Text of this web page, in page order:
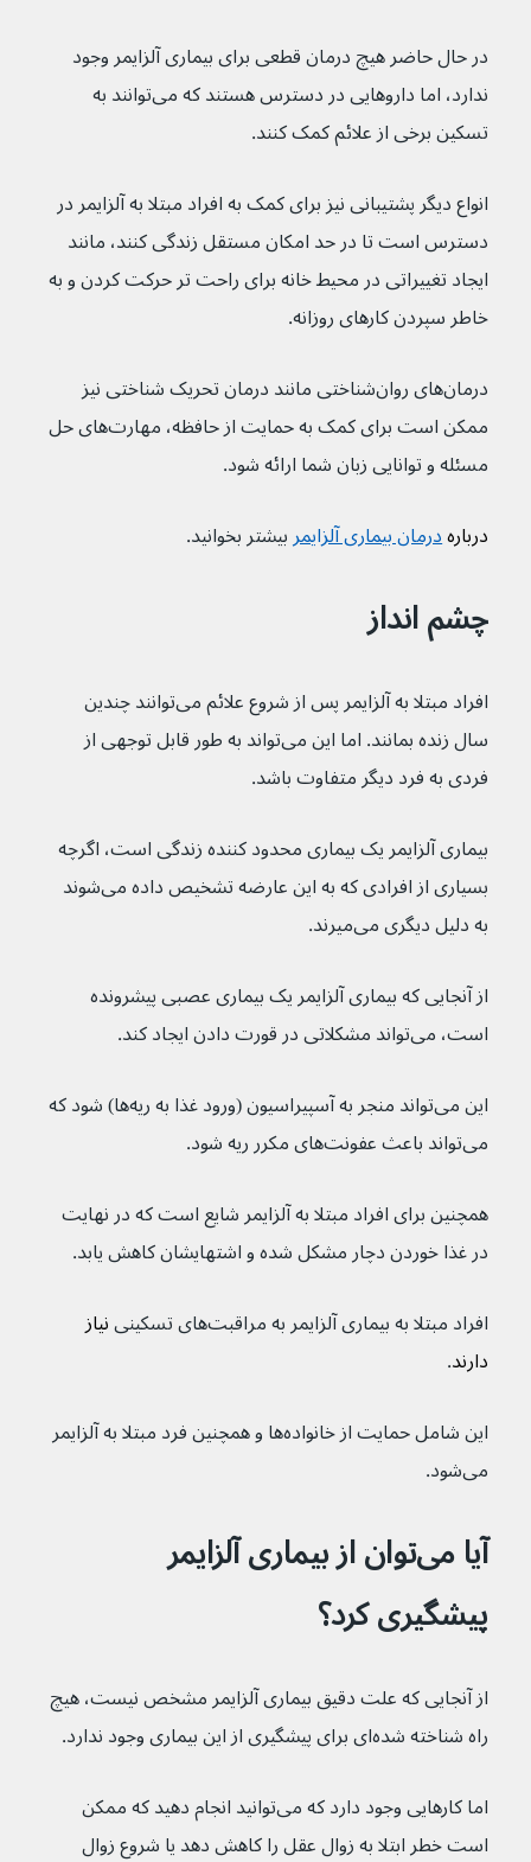
در حال حاضر هیچ درمان قطعی برای بیماری آلزایمر وجود
ندارد، اما داروهایی در دسترس هستند که می‌توانند به
تسکین برخی از علائم کمک کنند.
انواع دیگر پشتیبانی نیز برای کمک به افراد مبتلا به آلزایمر در
دسترس است تا در حد امکان مستقل زندگی کنند، مانند
ایجاد تغییراتی در محیط خانه برای راحت تر حرکت کردن و به
خاطر سپردن کارهای روزانه.
درمان‌های روان‌شناختی مانند درمان تحریک شناختی نیز
ممکن است برای کمک به حمایت از حافظه، مهارت‌های حل
مسئله و توانایی زبان شما ارائه شود.
درباره درمان بیماری آلزایمر بیشتر بخوانید.
چشم انداز
افراد مبتلا به آلزایمر پس از شروع علائم می‌توانند چندین
سال زنده بمانند. اما این می‌تواند به طور قابل توجهی از
فردی به فرد دیگر متفاوت باشد.
بیماری آلزایمر یک بیماری محدود کننده زندگی است، اگرچه
بسیاری از افرادی که به این عارضه تشخیص داده می‌شوند
به دلیل دیگری می‌میرند.
از آنجایی که بیماری آلزایمر یک بیماری عصبی پیشرونده
است، می‌تواند مشکلاتی در قورت دادن ایجاد کند.
این می‌تواند منجر به آسپیراسیون (ورود غذا به ریه‌ها) شود که
می‌تواند باعث عفونت‌های مکرر ریه شود.
همچنین برای افراد مبتلا به آلزایمر شایع است که در نهایت
در غذا خوردن دچار مشکل شده و اشتهایشان کاهش یابد.
افراد مبتلا به بیماری آلزایمر به مراقبت‌های تسکینی
نیاز
دارند.
این شامل حمایت از خانواده‌ها و همچنین فرد مبتلا به آلزایمر
می‌شود.
آیا می‌توان از بیماری آلزایمر
پیشگیری کرد؟
از آنجایی که علت دقیق بیماری آلزایمر مشخص نیست، هیچ
راه شناخته شده‌ای برای پیشگیری از این بیماری وجود ندارد.
اما کارهایی وجود دارد که می‌توانید انجام دهید که ممکن
است خطر ابتلا به زوال عقل را کاهش دهد یا شروع زوال